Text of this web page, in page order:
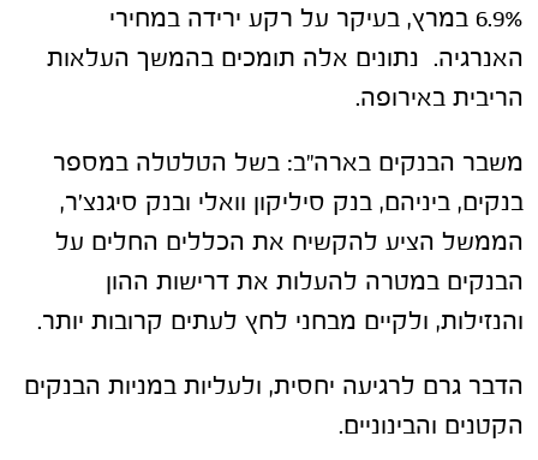
6.9% במרץ, בעיקר על רקע ירידה במחירי
האנרגיה. נתונים אלה תומכים בהמשך העלאות
הריבית באירופה.
משבר הבנקים בארה"ב: בשל הטלטלה במספר
בנקים, ביניהם, בנק סיליקון וואלי ובנק סיגנצ'ר,
הממשל הציע להקשיח את הכללים החלים על
הבנקים במטרה להעלות את דרישות ההון
והנזילות, ולקיים מבחני לחץ לעתים קרובות יותר.
הדבר גרם לרגיעה יחסית, ולעליות במניות הבנקים
הקטנים והבינוניים.